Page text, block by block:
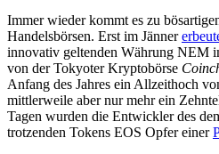
Immer wieder kommt es zu
Handelsbörsen. Erst im Jänner
innovativ geltenden Währung NEM
von der Tokyoter Kryptobörse
Anfang des Jahres ein Allzeithoch
mittlerweile aber nur mehr ein
Tagen wurden die Entwickler des
trotzenden Tokens EOS Opfer einer